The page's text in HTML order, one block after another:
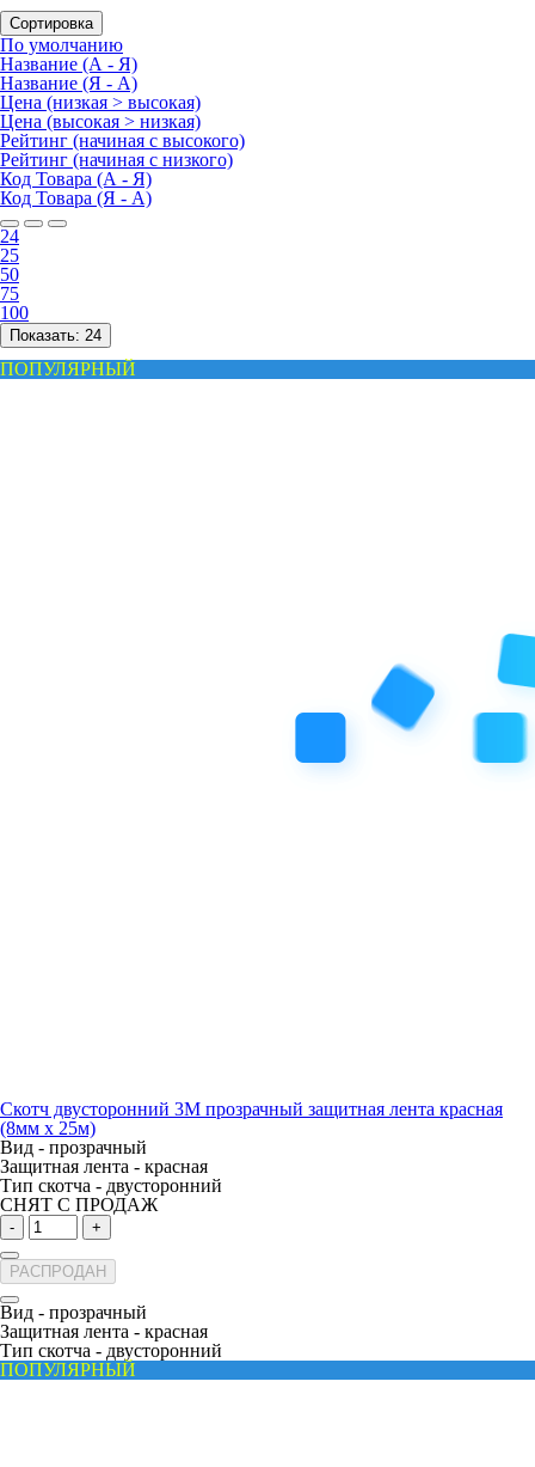
Сортировка
По умолчанию
Название (А - Я)
Название (Я - А)
Цена (низкая > высокая)
Цена (высокая > низкая)
Рейтинг (начиная с высокого)
Рейтинг (начиная с низкого)
Код Товара (А - Я)
Код Товара (Я - А)
24
25
50
75
100
Показать: 24
ПОПУЛЯРНЫЙ
Скотч двусторонний 3M прозрачный защитная лента красная
(8мм х 25м)
Вид - прозрачный
Защитная лента - красная
Тип скотча - двусторонний
СНЯТ С ПРОДАЖ
- +
РАСПРОДАН
Вид - прозрачный
Защитная лента - красная
Тип скотча - двусторонний
ПОПУЛЯРНЫЙ